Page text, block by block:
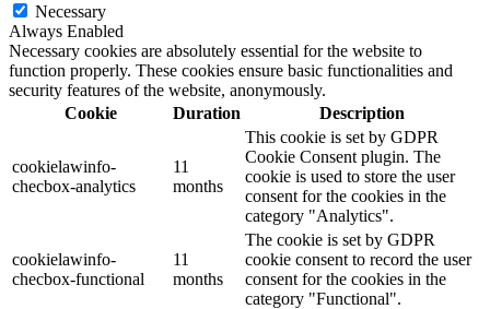
Necessary
Always Enabled
Necessary cookies are absolutely essential for the website to
function properly. These cookies ensure basic functionalities and
security features of the website, anonymously.
Cookie
Duration Description
cookielawinfo-
checbox-analytics
11
months
This cookie is set by GDPR
Cookie Consent plugin. The
cookie is used to store the user
consent for the cookies in the
category "Analytics".
cookielawinfo-
checbox-functional
11
months
The cookie is set by GDPR
cookie consent to record the user
consent for the cookies in the
category "Functional".